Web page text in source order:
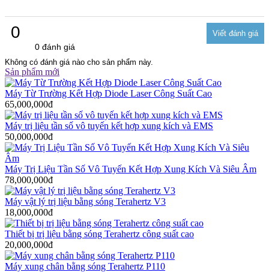
0
0 đánh giá
Không có đánh giá nào cho sản phẩm này.
Sản phẩm mới
Máy Từ Trường Kết Hợp Diode Laser Công Suất Cao
65,000,000đ
Máy trị liệu tần số vô tuyến kết hợp xung kích và EMS
50,000,000đ
Máy Trị Liệu Tần Số Vô Tuyến Kết Hợp Xung Kích Và Siêu Âm
78,000,000đ
Máy vật lý trị liệu bằng sóng Terahertz V3
18,000,000đ
Thiết bị trị liệu bằng sóng Terahertz công suất cao
20,000,000đ
Máy xung chân bằng sóng Terahertz P110